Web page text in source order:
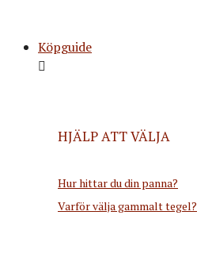
Köpguide
HJÄLP ATT VÄLJA
Hur hittar du din panna?
Varför välja gammalt tegel?